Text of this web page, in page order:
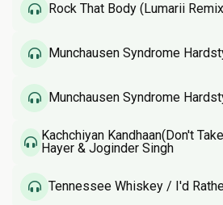
Rock That Body (Lumarii
Munchausen Syndrome
Munchausen Syndrome
Kachchiyan Kandhaan(Don't
Hayer & Joginder Singh
Tennessee Whiskey / I'd